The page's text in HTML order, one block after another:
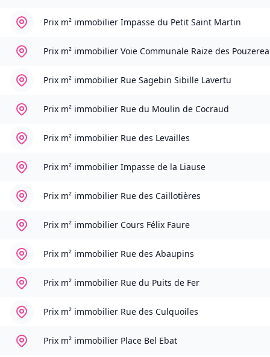
Prix m² immobilier Impasse du Petit Saint Martin
Prix m² immobilier Voie Communale Raize des
Prix m² immobilier Rue Sagebin Sibille Lavertu
Prix m² immobilier Rue du Moulin de Cocraud
Prix m² immobilier Rue des Levailles
Prix m² immobilier Impasse de la Liause
Prix m² immobilier Rue des Caillotières
Prix m² immobilier Cours Félix Faure
Prix m² immobilier Rue des Abaupins
Prix m² immobilier Rue du Puits de Fer
Prix m² immobilier Rue des Culquoiles
Prix m² immobilier Place Bel Ebat